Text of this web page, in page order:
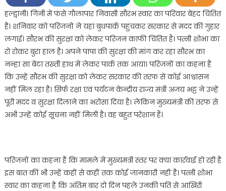
पश्चिमी
अफ्रीका
के
गिनी
में
फसा,
सरकार
से
तत्काल
हल्द्वानी। गिनी में फंसे गौलापार निवासी सौरभ स्वार का परिवार बेहद चिंतित
है। शनिवार को परिजनों ने यहां बुधपार्क पहुंचकर सरकार से मदद की गुहार
लगाई। सौरभ की सुरक्षा को लेकर परिजन काफी चिंतित हैं। पत्नी शोभा का
रो रोकर बुरा हाल है। अपने पापा की सुरक्षा की मांग कर रहा सौरभ का
नन्हा सा बेटा तख्ती हाथ में लेकर पार्क तक आया। परिजनों का कहना है
कि उन्हें सौरभ की सुरक्षा को लेकर सरकार की तरफ से कोई आश्वासन
नहीं मिल रहा है। सिर्फ रक्षा एवं पर्यटन केन्द्रीय राज्य मंत्री अजय भट्ट ने उन्हें
पूरी मदद व सुरक्षा दिलाने का भरोसा दिया है। लेकिन मुख्यमंत्री की तरफ से
अभी उन्हें कोई सूचना नहीं मिली है। वह बहुत परेशान हैं।
परिजनों का कहना है कि मामले में मुख्यमंत्री स्तर पर क्या कार्रवाई हो रही है
इस बात की भी उन्हें कहीं से कहीं तक कोई जानकारी नहीं है। पत्नी शोभा
स्वार का कहना है कि अंतिम बार दो दिन पहले उनकी पति से आखिरी